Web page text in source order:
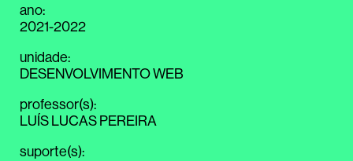
ano:
2021-2022
unidade:
DESENVOLVIMENTO WEB
professor(s):
LUÍS LUCAS PEREIRA
suporte(s):